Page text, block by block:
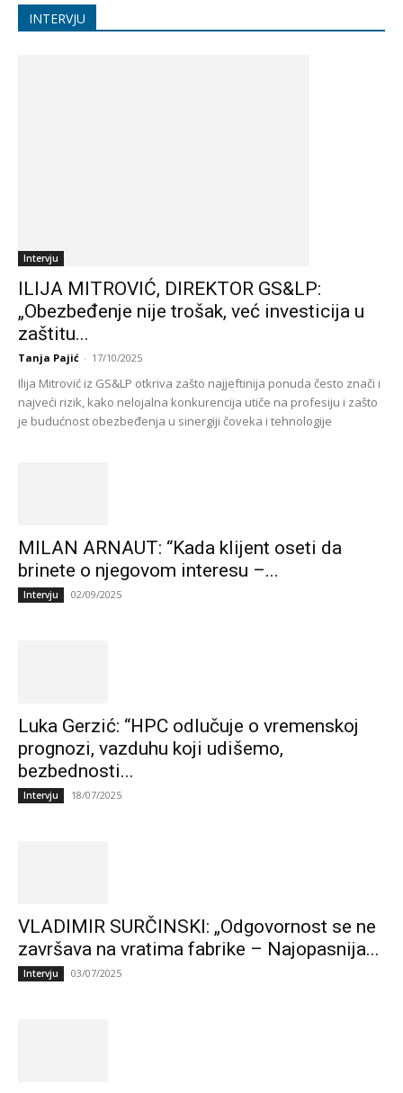
INTERVJU
Intervju
ILIJA MITROVIĆ, DIREKTOR GS&LP:
„Obezbeđenje nije trošak, već investicija u
zaštitu...
Tanja Pajić - 17/10/2025
Ilija Mitrović iz GS&LP otkriva zašto najjeftinija ponuda često znači i
najveći rizik, kako nelojalna konkurencija utiče na profesiju i zašto
je budućnost obezbeđenja u sinergiji čoveka i tehnologije
MILAN ARNAUT: “Kada klijent oseti da
brinete o njegovom interesu –...
Intervju 02/09/2025
Luka Gerzić: “HPC odlučuje o vremenskoj
prognozi, vazduhu koji udišemo,
bezbednosti...
Intervju 18/07/2025
VLADIMIR SURČINSKI: „Odgovornost se ne
završava na vratima fabrike – Najopasnija...
Intervju 03/07/2025